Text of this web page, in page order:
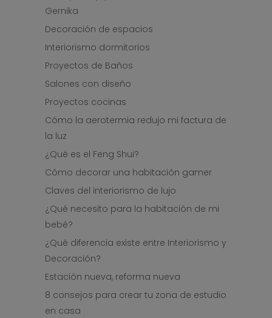
Gernika
Decoración de espacios
Interiorismo dormitorios
Proyectos de Baños
Salones con diseño
Proyectos cocinas
Cómo la aerotermia redujo mi factura de
la luz
¿Qué es el Feng Shui?
Cómo decorar una habitación gamer
Claves del interiorismo de lujo
¿Qué necesito para la habitación de mi
bebé?
¿Qué diferencia existe entre Interiorismo y
Decoración?
Estación nueva, reforma nueva
8 consejos para crear tu zona de estudio
en casa